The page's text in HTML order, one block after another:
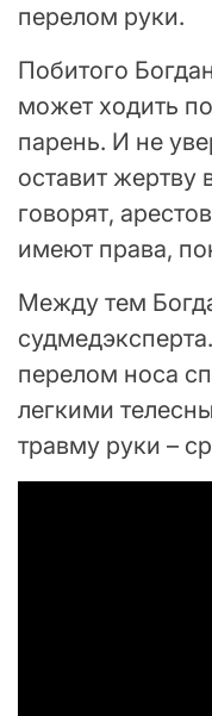
перелом руки.
Побитого
может ходить
парень. И не
оставит жертву
говорят,
имеют права,
Между тем
перелом носа
легкими
травму руки –